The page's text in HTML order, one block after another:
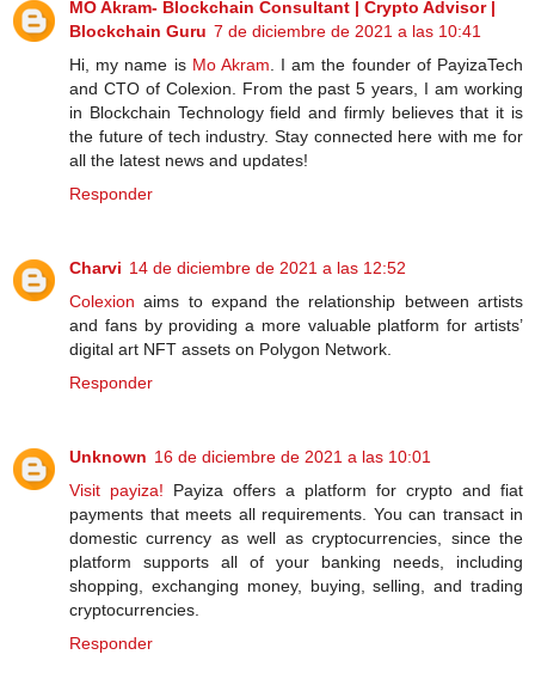
MO Akram- Blockchain Consultant | Crypto Advisor |
Blockchain Guru 7 de diciembre de 2021 a las 10:41
Hi, my name isMo Akram . I am the founder of PayizaTech
and CTO of Colexion. From the past 5 years, I am working
in Blockchain Technology field and firmly believes that it is
the future of tech industry. Stay connected here with me for
all the latest news and updates!
Responder
Charvi 14 de diciembre de 2021 a las 12:52
Colexion aims to expand the relationship between artists
and fans by providing a more valuable platform for artists’
digital art NFT assets on Polygon Network.
Responder
Unknown 16 de diciembre de 2021 a las 10:01
Visit payiza! Payiza offers a platform for crypto and fiat
payments that meets all requirements. You can transact in
domestic currency as well as cryptocurrencies, since the
platform supports all of your banking needs, including
shopping, exchanging money, buying, selling, and trading
cryptocurrencies.
Responder